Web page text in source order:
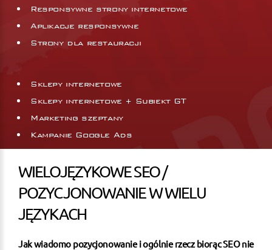
Responsywne strony internetowe
Aplikacje responsywne
Strony dla restauracji
Sklepy internetowe
Sklepy internetowe + Subiekt GT
Marketing szeptany
Kampanie Google Ads
WIELOJĘZYKOWE SEO /
POZYCJONOWANIE W WIELU
JĘZYKACH
Jak wiadomo pozycjonowanie i ogólnie rzecz biorąc SEO nie